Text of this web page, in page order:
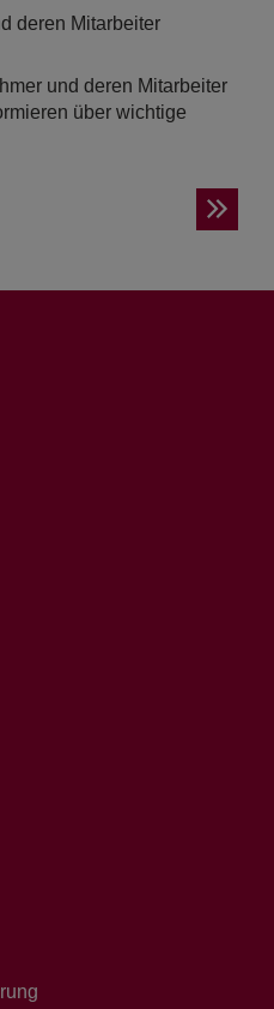
deren Mitarbeiter
und deren Mitarbeiter
über wichtige